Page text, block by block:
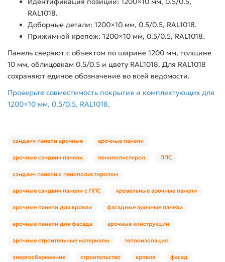
RAL1018.
Доборные детали: 1200×10 мм, 0.5/0.5, RAL1018.
Прижимной крепеж: 1200×10 мм, 0.5/0.5, RAL1018.
Панель сверяют с объектом по ширине 1200 мм, толщине
10 мм, облицовкам 0.5/0.5 и цвету RAL1018. Для RAL1018
сохраняют единое обозначение во всей ведомости.
Проверьте совместимость покрытия и комплектующих для
1200×10 мм, 0.5/0.5, RAL1018.
сэндвич панели арочные арочные панели
арочные сэндвич панели пенополистирол ППС
сэндвич панели с пенополистиролом
арочные сэндвич панели с ППС кровельные арочные панели
арочные панели для кровли фасадные арочные панели
арочные панели для фасада арочные конструкции
арочные строительные материалы теплоизоляция
энергосбережение строительство кровля фасад